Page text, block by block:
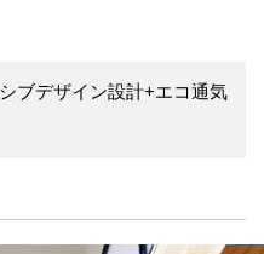
ブデザイン設計+エコ通気